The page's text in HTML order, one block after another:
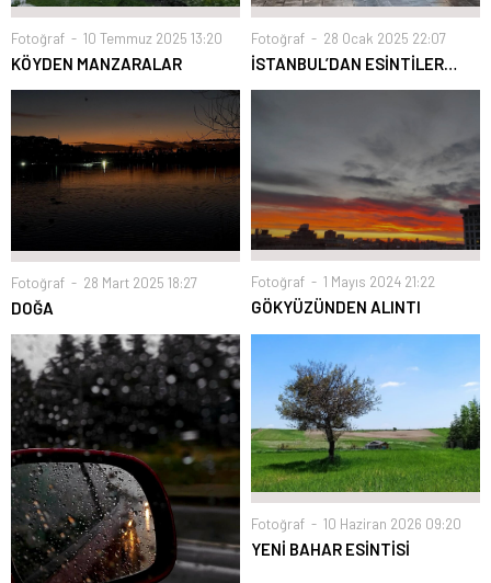
Fotoğraf 10 Temmuz 2025 13:20
KÖYDEN MANZARALAR
Fotoğraf 28 Ocak 2025 22:07
İSTANBUL’DAN ESİNTİLER…
Fotoğraf 28 Mart 2025 18:27
DOĞA
Fotoğraf 1 Mayıs 2024 21:22
GÖKYÜZÜNDEN ALINTI
Fotoğraf 10 Haziran 2026 09:20
YENİ BAHAR ESİNTİSİ